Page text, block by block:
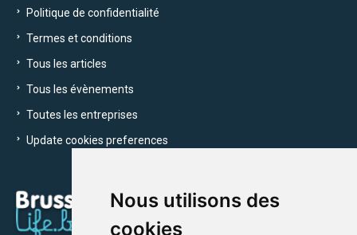
Nous utilisons des
cookies
Politique de confidentialité
Termes et conditions
Tous les articles
Tous les évènements
Toutes les entreprises
Update cookies preferences